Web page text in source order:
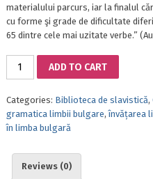
materialului parcurs, iar la finalul
cu forme şi grade de dificultate
65 dintre cele mai uzitate verbe.”
BULGARIAN
GRAMMAR
TABLES,
EXERCISES
AND
quantity
ADD TO CART
Categories: Biblioteca de slavistică,
gramatica limbii bulgare,învățarea
în limba bulgară
Reviews (0)